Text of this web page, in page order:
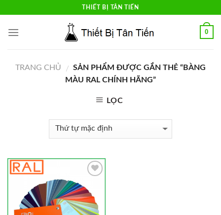
content
THIẾT BỊ TÂN TIẾN
0
TRANG CHỦ / SẢN PHẨM ĐƯỢC GẮN THẺ “BÀNG
MÀU RAL CHÍNH HÃNG”
LỌC
Wishlist